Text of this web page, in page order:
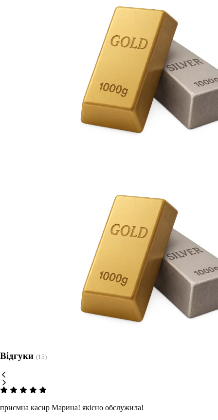
Відгуки (15)
приємна касир Марина! якісно обслужила!